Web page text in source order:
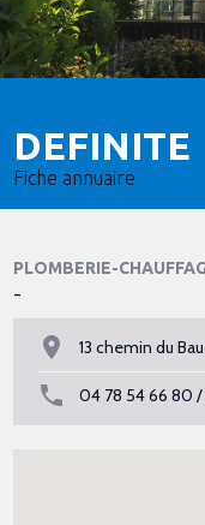
DEFINITE
Fiche annuaire
PLOMBERIE-
-
13 chemin du
04 78 54 66 80